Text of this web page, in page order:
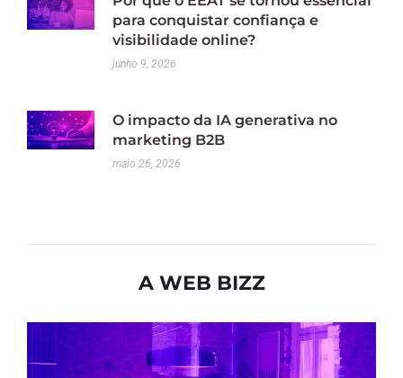
para conquistar confiança e
visibilidade online?
junho 9, 2026
O impacto da IA generativa no
marketing B2B
maio 26, 2026
A WEB BIZZ